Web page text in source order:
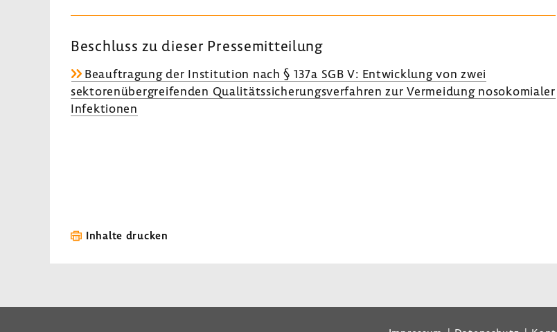
Beschluss zu dieser Pressemitteilung
Beauftragung der Institution nach § 137a SGB V: Entwicklung von zwei
sektorenübergreifenden Qualitätssicherungsverfahren zur Vermeidung nosokomialer
Infektionen
Inhalte drucken